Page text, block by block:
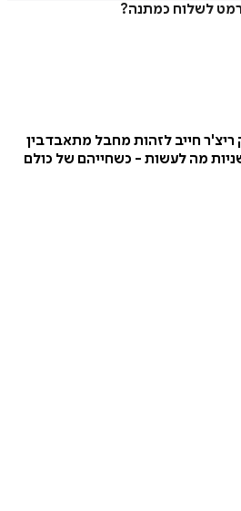
כמתנה?
לזהות מחבל מתאבד בין
לעשות - כשחייהם של כולם